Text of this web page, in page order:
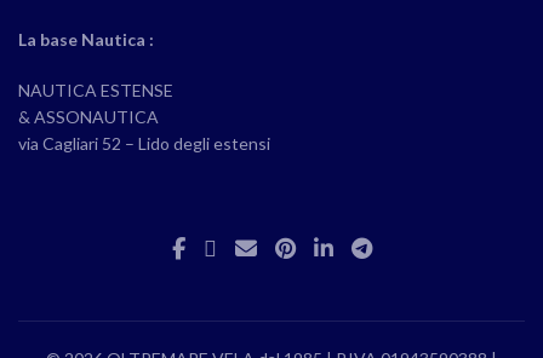
La base Nautica :
NAUTICA ESTENSE
& ASSONAUTICA
via Cagliari 52 – Lido degli estensi